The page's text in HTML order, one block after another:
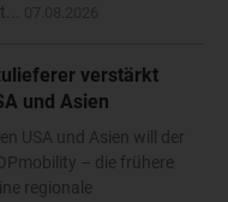
verstärkt
und Asien
USA und Asien will der
– die frühere
regionale